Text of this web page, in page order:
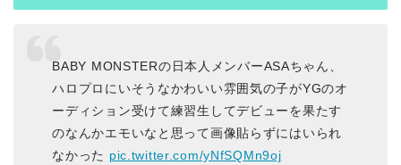
BABY MONSTERの日本人メンバーASAちゃん、
ハロプロにいそうなかわいい雰囲気の子がYGのオ
ーディション受けて練習生してデビューを果たす
のなんかエモいなと思って画像貼らずにはいられ
なかった pic.twitter.com/yNfSQMn9oj